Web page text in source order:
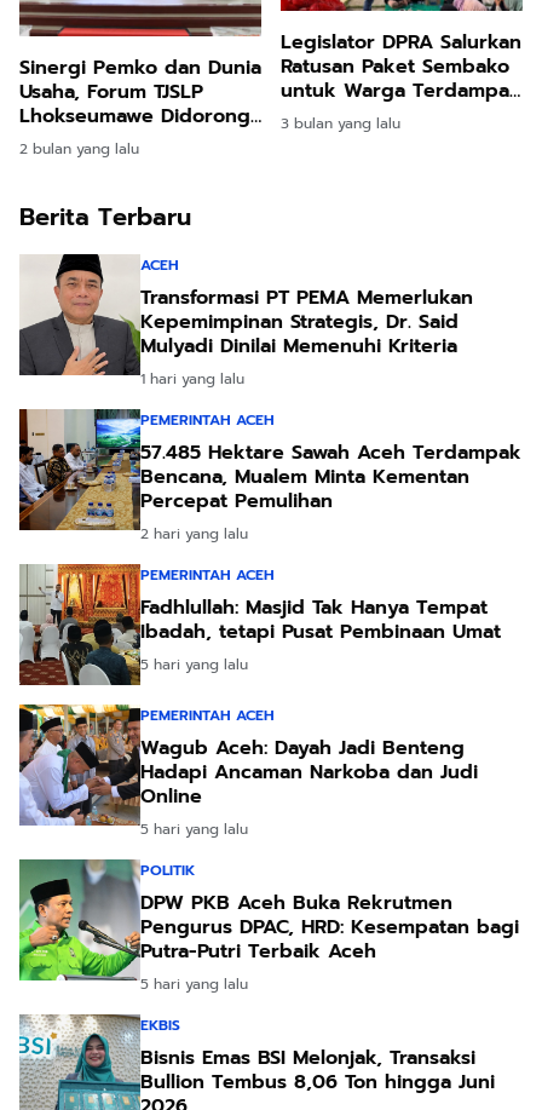
Sinergi Pemko dan Dunia
Usaha, Forum TJSLP
Lhokseumawe Didorong
Lebih Tepat Sasaran
2 bulan yang lalu
Legislator DPRA Salurkan
Ratusan Paket Sembako
untuk Warga Terdampak
Banjir di Bireuen
3 bulan yang lalu
Berita Terbaru
ACEH
Transformasi PT PEMA Memerlukan
Kepemimpinan Strategis, Dr. Said
Mulyadi Dinilai Memenuhi Kriteria
1 hari yang lalu
PEMERINTAH ACEH
57.485 Hektare Sawah Aceh Terdampak
Bencana, Mualem Minta Kementan
Percepat Pemulihan
2 hari yang lalu
PEMERINTAH ACEH
Fadhlullah: Masjid Tak Hanya Tempat
Ibadah, tetapi Pusat Pembinaan Umat
5 hari yang lalu
PEMERINTAH ACEH
Wagub Aceh: Dayah Jadi Benteng
Hadapi Ancaman Narkoba dan Judi
Online
5 hari yang lalu
POLITIK
DPW PKB Aceh Buka Rekrutmen
Pengurus DPAC, HRD: Kesempatan bagi
Putra-Putri Terbaik Aceh
5 hari yang lalu
EKBIS
Bisnis Emas BSI Melonjak, Transaksi
Bullion Tembus 8,06 Ton hingga Juni